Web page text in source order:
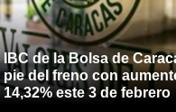
IBC de la Bolsa de
pie del freno con
14,32% este 3 de febrero